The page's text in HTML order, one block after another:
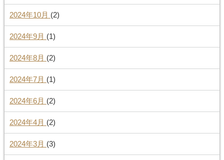
2024年10月 (2)
2024年9月 (1)
2024年8月 (2)
2024年7月 (1)
2024年6月 (2)
2024年4月 (2)
2024年3月 (3)